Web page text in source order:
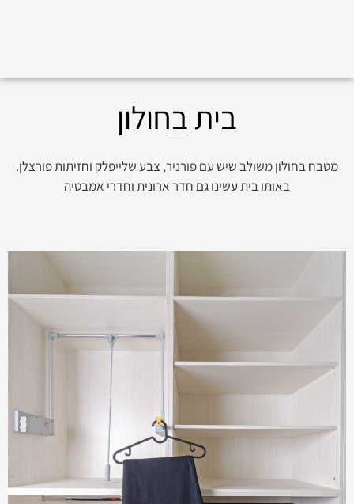
בית בחולון
מטבח בחולון משולב שיש עם פורניר, צבע שלייפלק וחזיתות פורצלן.
באותו בית עשינו גם חדר ארונית וחדרי אמבטיה